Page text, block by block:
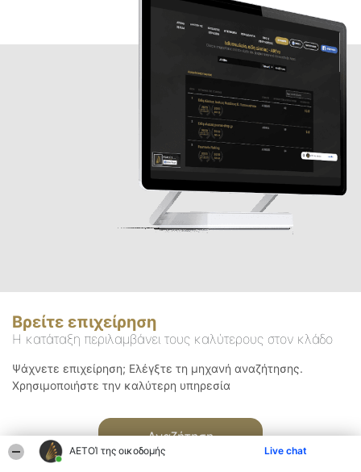
ΑΕΤΟΊ της οικοδομής Live chat
Βρείτε επιχείρηση
Η κατάταξη περιλαμβάνει τους καλύτερους στον κλάδο
Ψάχνετε επιχείρηση; Ελέγξτε τη μηχανή αναζήτησης.
Χρησιμοποιήστε την καλύτερη υπηρεσία
Αναζήτηση